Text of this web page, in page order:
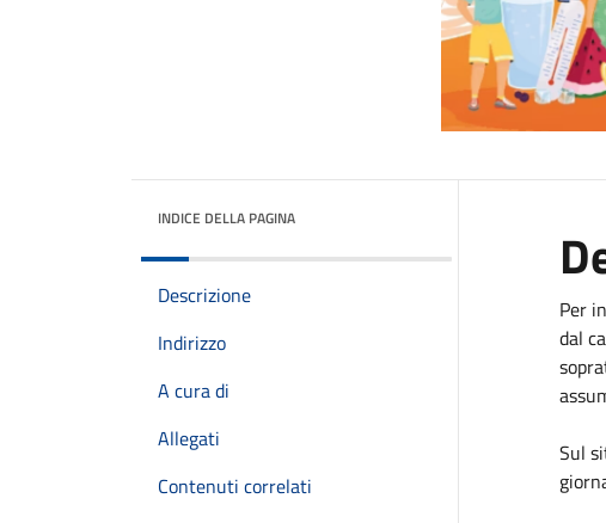
INDICE DELLA PAGINA
Descrizione
Indirizzo
A cura di
Allegati
Contenuti correlati
Per
dal
Sul